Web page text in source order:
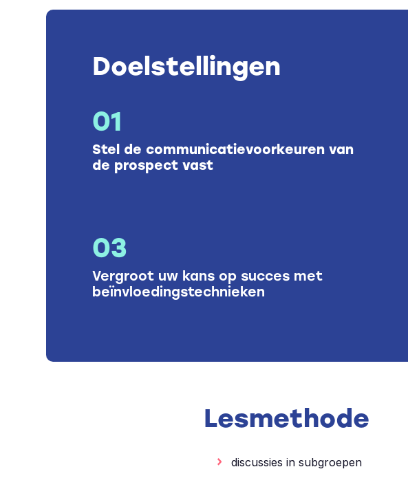
Doelstellingen
01
Stel de communicatievoorkeuren van
de prospect vast
03
Vergroot uw kans op succes met
beïnvloedingstechnieken
Lesmethode
discussies in subgroepen